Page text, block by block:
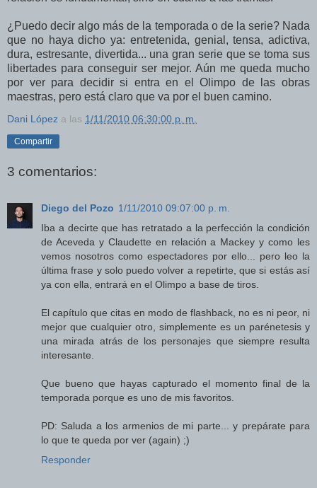
¿Puedo decir algo más de la temporada o de la serie? Nada
que no haya dicho ya: entretenida, genial, tensa, adictiva,
dura, estresante, divertida... una gran serie que se toma sus
libertades para conseguir ser mejor. Aún me queda mucho
por ver para decidir si entra en el Olimpo de las obras
maestras, pero está claro que va por el buen camino.
Dani López a las 1/11/2010 06:30:00 p. m.
Compartir
3 comentarios:
Diego del Pozo 1/11/2010 09:07:00 p. m.
Iba a decirte que has retratado a la perfección la condición
de Aceveda y Claudette en relación a Mackey y como les
vemos nosotros como espectadores por ello... pero leo la
última frase y solo puedo volver a repetirte, que si estás así
ya con ella, entrará en el Olimpo a base de tiros.
El capítulo que citas en modo de flashback, no es ni peor, ni
mejor que cualquier otro, simplemente es un parénetesis y
una mirada atrás de los personajes que siempre resulta
interesante.
Que bueno que hayas capturado el momento final de la
temporada porque es uno de mis favoritos.
PD: Saluda a los armenios de mi parte... y prepárate para
lo que te queda por ver (again) ;)
Responder